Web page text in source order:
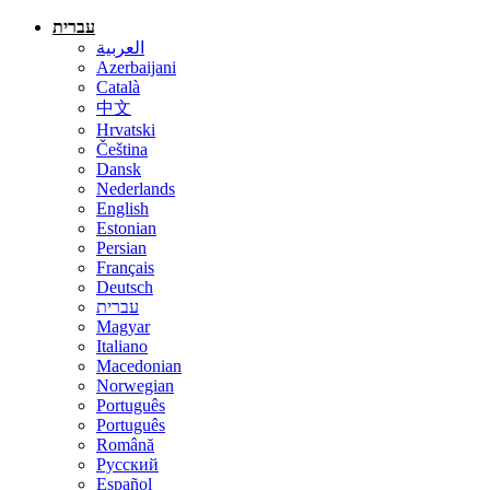
עברית
العربية
Azerbaijani
Català
中文
Hrvatski
Čeština
Dansk
Nederlands
English
Estonian
Persian
Français
Deutsch
עברית
Magyar
Italiano
Macedonian
Norwegian
Português
Português
Română
Русский
Español